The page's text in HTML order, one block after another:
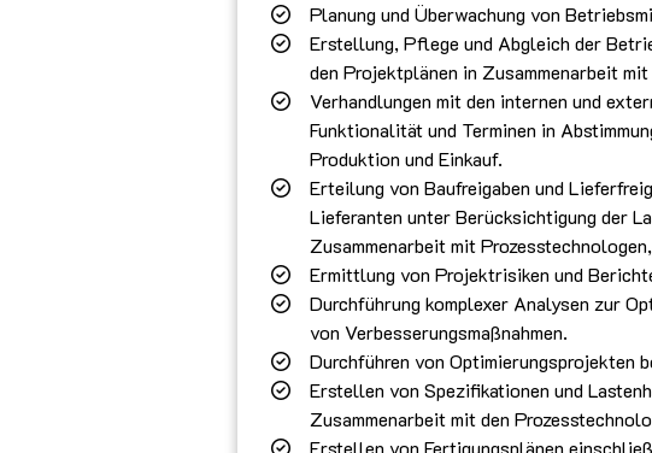
Planung und Überwachung von
Erstellung, Pflege und Abgleich der
den Projektplänen in Zusammenarbeit
Verhandlungen mit den internen und
Funktionalität und Terminen in
Produktion und Einkauf.
Erteilung von Baufreigaben und
Lieferanten unter Berücksichtigung der
Zusammenarbeit mit
Ermittlung von Projektrisiken und
Durchführung komplexer Analysen zur
von Verbesserungsmaßnahmen.
Durchführen von Optimierungsprojekten
Erstellen von Spezifikationen und
Zusammenarbeit mit den
Erstellen von Fertigungsplänen